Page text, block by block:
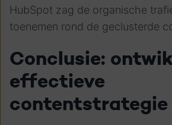
HubSpot zag de organische
toenemen rond de geclusterde
Conclusie:
effectieve
contentstrategie